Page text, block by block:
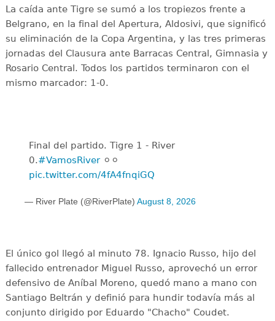
La caída ante Tigre se sumó a los tropiezos frente a
Belgrano, en la final del Apertura, Aldosivi, que significó
su eliminación de la Copa Argentina, y las tres primeras
jornadas del Clausura ante Barracas Central, Gimnasia y
Rosario Central. Todos los partidos terminaron con el
mismo marcador: 1-0.
Final del partido. Tigre 1 - River
0.#VamosRiver⚪️⚪️
pic.twitter.com/4fA4fnqiGQ
— River Plate (@RiverPlate) August 8, 2026
El único gol llegó al minuto 78. Ignacio Russo, hijo del
fallecido entrenador Miguel Russo, aprovechó un error
defensivo de Aníbal Moreno, quedó mano a mano con
Santiago Beltrán y definió para hundir todavía más al
conjunto dirigido por Eduardo "Chacho" Coudet.